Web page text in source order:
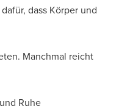
dass Körper und
Manchmal reicht
Ruhe